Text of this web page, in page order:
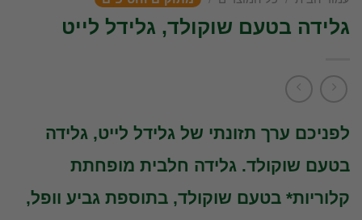
גלידה בטעם שוקולד, גלידל לייט
לפניכם ערך תזונתי של גלידל לייט, גלידה
בטעם שוקולד. גלידה חלבית מופחתת
קלוריות* בטעם שוקולד, בתוספת גביע וופל,